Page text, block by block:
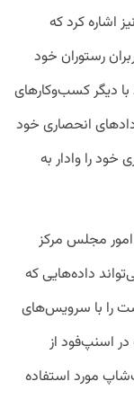
اشاره کرد که
مدنی از کاربران رستوران خود
دیگر کسب‌وکارهای
انحصاری خود
خود را وادار به
مجلس مرکز
داده‌هایی که
را با سرویس‌های
در اسنپ‌فود از
مورد استفاده